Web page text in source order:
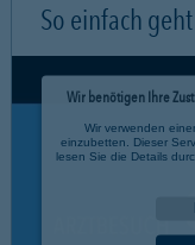
So einfach
Wir benötigen Ihre
Wir verwenden
einzubetten. Dieser
lesen Sie die Details